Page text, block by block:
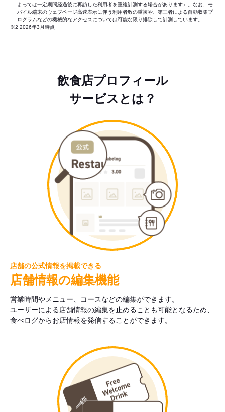
よっては一定期間経過後に再訪した利用者を重複計測する場合があります）。なお、モ
バイル端末のウェブページ高速表示に伴う利用者数の重複や、第三者による自動収集プ
ログラムなどの機械的なアクセスについては可能な限り排除して計測しています。
※2 2026年3月時点
飲食店プロフィール
サービスとは？
店舗の公式情報を掲載できる
店舗情報の編集機能
営業時間やメニュー、コースなどの編集ができます。
ユーザーによる店舗情報の編集を止めることも可能となるため、
食べログからお店情報を発信することができます。